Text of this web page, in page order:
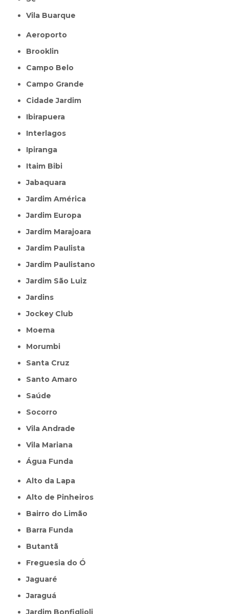
Vila Buarque
Aeroporto
Brooklin
Campo Belo
Campo Grande
Cidade Jardim
Ibirapuera
Interlagos
Ipiranga
Itaim Bibi
Jabaquara
Jardim América
Jardim Europa
Jardim Marajoara
Jardim Paulista
Jardim Paulistano
Jardim São Luiz
Jardins
Jockey Club
Moema
Morumbi
Santa Cruz
Santo Amaro
Saúde
Socorro
Vila Andrade
Vila Mariana
Água Funda
Alto da Lapa
Alto de Pinheiros
Bairro do Limão
Barra Funda
Butantã
Freguesia do Ó
Jaguaré
Jaraguá
Jardim Bonfiglioli